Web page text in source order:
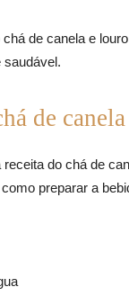
de canela e
saudável.
de
receita do chá de
preparar a